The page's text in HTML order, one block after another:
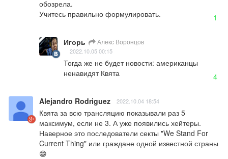
обозрела.
Учитесь правильно формулировать.
1
Игорь Алекс Воронцов
2022.10.05 00:15
Тогда же не будет новости: американцы
ненавидят Квята
4
Alejandro Rodriguez 2022.10.04 18:54
Квята за всю трансляцию показывали раз 5
максимум, если не 3. А уже появились хейтеры.
Наверное это последователи секты "We Stand For
Current Thing" или граждане одной известной страны
😁